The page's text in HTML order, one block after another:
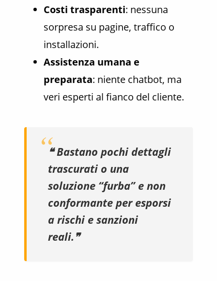
Costi trasparenti: nessuna
sorpresa su pagine, traffico o
installazioni.
Assistenza umana e
preparata: niente chatbot, ma
veri esperti al fianco del cliente.
❝ Bastano pochi dettagli
trascurati o una
soluzione “furba” e non
conformante per esporsi
a rischi e sanzioni
reali.❞